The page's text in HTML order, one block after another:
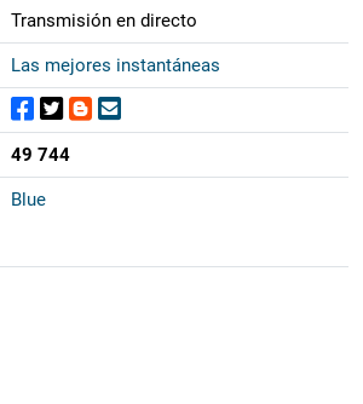
Transmisión en directo
Las mejores instantáneas
49 744
Blue